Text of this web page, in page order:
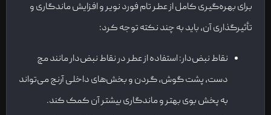
برای بهره‌گیری کامل از عطر تام فورد نویر و افزایش ماندگاری و
تأثیرگذاری آن، باید به چند نکته توجه کرد:
نقاط نبض‌دار: استفاده از عطر در نقاط نبض‌دار مانند مچ
دست، پشت گوش، گردن و بخش‌های داخلی آرنج می‌تواند
به پخش بوی بهتر و ماندگاری بیشتر آن کمک کند.